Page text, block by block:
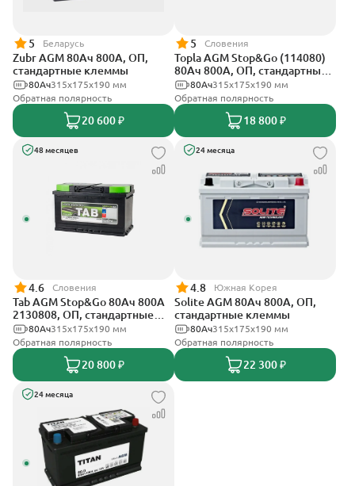
5 Беларусь
Zubr AGM 80Ач 800А, ОП,
стандартные клеммы
315x175x190 мм
80Ач
Обратная полярность
20 600 ₽
5 Словения
Topla AGM Stop&Go (114080)
80Ач 800А, ОП, стандартные
клеммы315x175x190 мм
80Ач
Обратная полярность
18 800 ₽
48 месяцев
4.6 Словения
Tab AGM Stop&Go 80Ач 800А
2130808, ОП, стандартные
клеммы315x175x190 мм
80Ач
Обратная полярность
20 800 ₽
24 месяца
4.8 Южная Корея
Solite AGM 80Ач 800А, ОП,
стандартные клеммы
315x175x190 мм
80Ач
Обратная полярность
22 300 ₽
24 месяца